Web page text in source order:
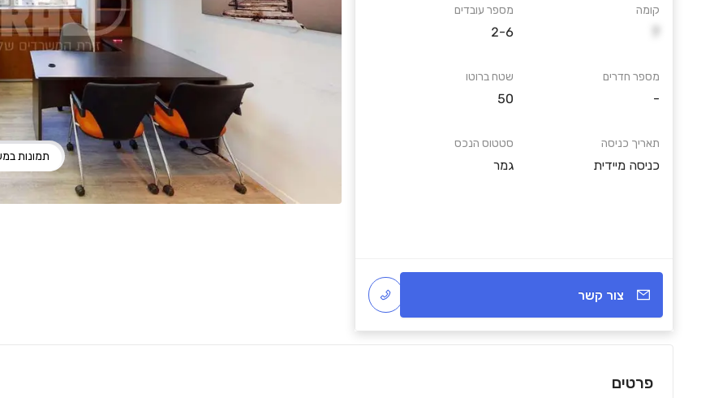
קומה
מספר חדרים
-
תאריך כניסה
כניסה מיידית
מספר עובדים
2-6
שטח ברוטו
50
סטטוס הנכס
גמר
צור קשר
תמונות
פרטים